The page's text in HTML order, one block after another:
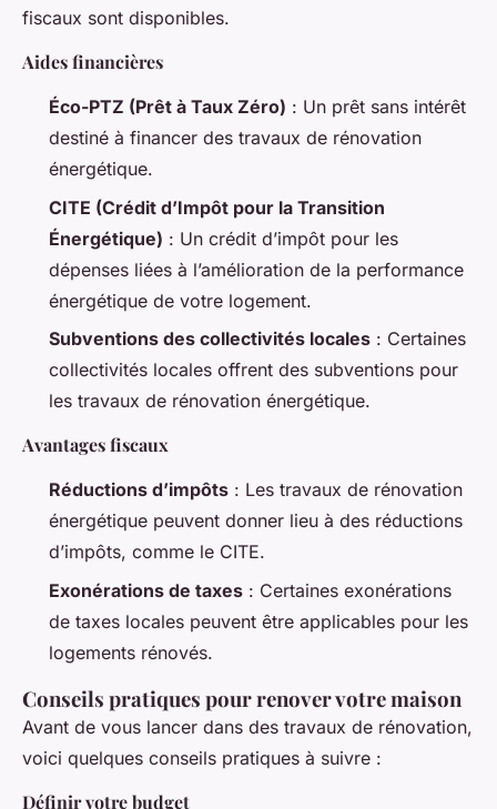
fiscaux sont disponibles.
Aides financières
Éco-PTZ (Prêt à Taux Zéro) : Un prêt sans intérêt
destiné à financer des travaux de rénovation
énergétique.
CITE (Crédit d’Impôt pour la Transition
Énergétique) : Un crédit d’impôt pour les
dépenses liées à l’amélioration de la performance
énergétique de votre logement.
Subventions des collectivités locales : Certaines
collectivités locales offrent des subventions pour
les travaux de rénovation énergétique.
Avantages fiscaux
Réductions d’impôts : Les travaux de rénovation
énergétique peuvent donner lieu à des réductions
d’impôts, comme le CITE.
Exonérations de taxes : Certaines exonérations
de taxes locales peuvent être applicables pour les
logements rénovés.
Conseils pratiques pour renover votre maison
Avant de vous lancer dans des travaux de rénovation,
voici quelques conseils pratiques à suivre :
Définir votre budget